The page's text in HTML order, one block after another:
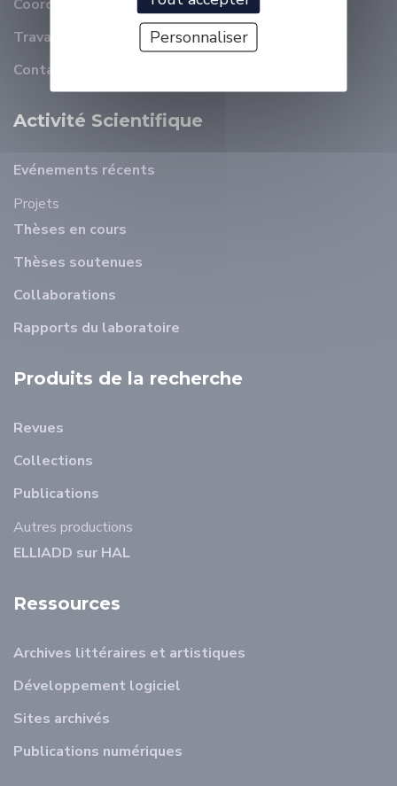
Coordonnées
Travailler à ELLIADD
Contact
Activité Scientifique
Evénements récents
Projets
Thèses en cours
Thèses soutenues
Collaborations
Rapports du laboratoire
Produits de la recherche
Revues
Collections
Publications
Autres productions
ELLIADD sur HAL
Ressources
Archives littéraires et artistiques
Développement logiciel
Sites archivés
Publications numériques
Personnaliser